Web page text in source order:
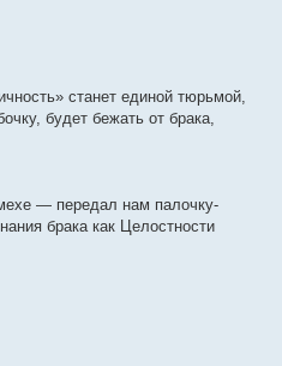
станет единой тюрьмой,
будет бежать от брака,
— передал нам палочку-
брака как Целостности